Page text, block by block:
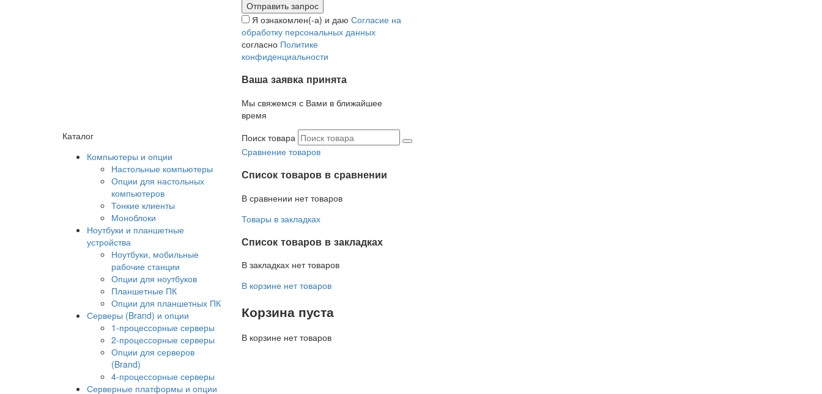
Я ознакомлен(-а) и даю Согласие на
обработку персональных данных
согласно Политике
конфиденциальности
Ваша заявка принята
Мы свяжемся с Вами в ближайшее
время
Каталог
Компьютеры и опции
Настольные компьютеры
Опции для настольных
компьютеров
Тонкие клиенты
Моноблоки
Ноутбуки и планшетные
устройства
Ноутбуки, мобильные
рабочие станции
Опции для ноутбуков
Планшетные ПК
Опции для планшетных ПК
Серверы (Brand) и опции
1-процессорные серверы
2-процессорные серверы
Опции для серверов
(Brand)
4-процессорные серверы
Серверные платформы и опции
Поиск товара
Сравнение товаров
Список товаров в сравнении
В сравнении нет товаров
Товары в закладках
Список товаров в закладках
В закладках нет товаров
В корзине нет товаров
Корзина пуста
В корзине нет товаров